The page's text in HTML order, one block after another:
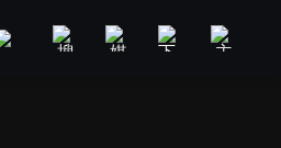
美食旅遊 新聞政論